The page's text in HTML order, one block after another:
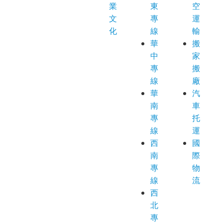
業
文
化
東
專
線
華
中
專
線
華
南
專
線
西
南
專
線
西
北
專
空
運
輸
搬
家
搬
廠
汽
車
托
運
國
際
物
流